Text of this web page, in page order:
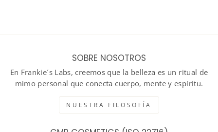
SOBRE NOSOTROS
En Frankie´s Labs, creemos que la belleza es un ritual de
mimo personal que conecta cuerpo, mente y espíritu.
NUESTRA FILOSOFÍA